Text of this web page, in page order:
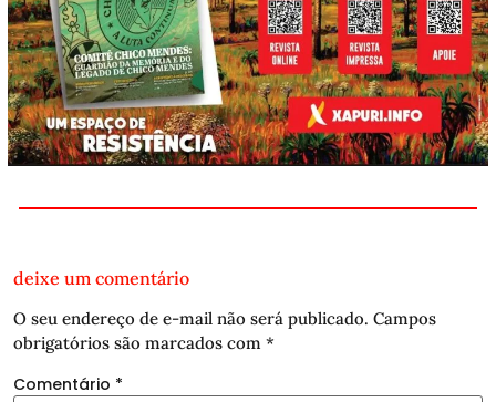
deixe um comentário
O seu endereço de e-mail não será publicado. Campos
obrigatórios são marcados com *
Comentário *